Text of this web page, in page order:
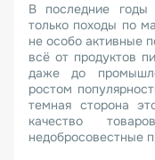
В последние
только походы по
не особо активные
всё от продуктов
даже до
ростом
темная сторона
качество
недобросовестные